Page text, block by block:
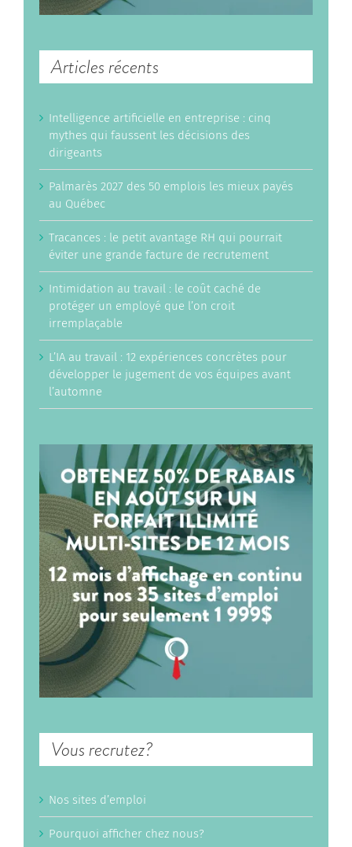
Articles récents
Intelligence artificielle en entreprise : cinq
mythes qui faussent les décisions des
dirigeants
Palmarès 2027 des 50 emplois les mieux payés
au Québec
Tracances : le petit avantage RH qui pourrait
éviter une grande facture de recrutement
Intimidation au travail : le coût caché de
protéger un employé que l’on croit
irremplaçable
L’IA au travail : 12 expériences concrètes pour
développer le jugement de vos équipes avant
l’automne
Vous recrutez?
Nos sites d’emploi
Pourquoi afficher chez nous?